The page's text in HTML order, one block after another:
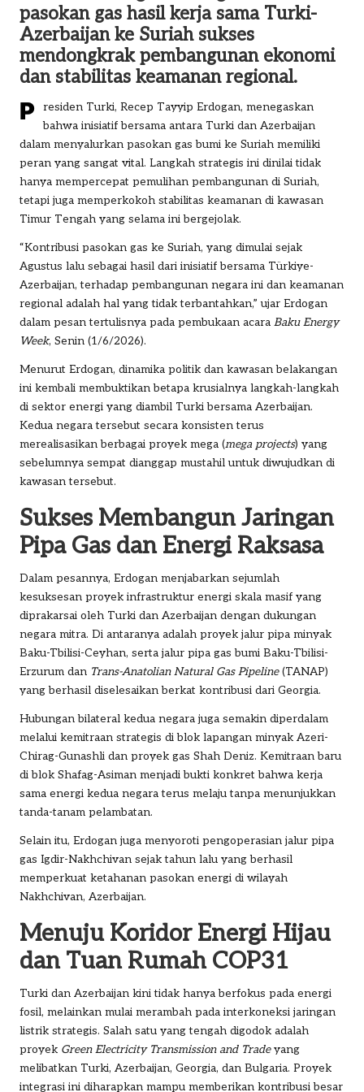
pasokan gas hasil kerja sama Turki-
Azerbaijan ke Suriah sukses
mendongkrak pembangunan ekonomi
dan stabilitas keamanan regional.
P residen Turki, Recep Tayyip Erdogan, menegaskan
bahwa inisiatif bersama antara Turki dan Azerbaijan
dalam menyalurkan pasokan gas bumi ke Suriah memiliki
peran yang sangat vital. Langkah strategis ini dinilai tidak
hanya mempercepat pemulihan pembangunan di Suriah,
tetapi juga memperkokoh stabilitas keamanan di kawasan
Timur Tengah yang selama ini bergejolak.
“Kontribusi pasokan gas ke Suriah, yang dimulai sejak
Agustus lalu sebagai hasil dari inisiatif bersama Türkiye-
Azerbaijan, terhadap pembangunan negara ini dan keamanan
regional adalah hal yang tidak terbantahkan,” ujar Erdogan
dalam pesan tertulisnya pada pembukaan acara Baku Energy
Week, Senin (1/6/2026).
Menurut Erdogan, dinamika politik dan kawasan belakangan
ini kembali membuktikan betapa krusialnya langkah-langkah
di sektor energi yang diambil Turki bersama Azerbaijan.
Kedua negara tersebut secara konsisten terus
merealisasikan berbagai proyek mega (mega projects) yang
sebelumnya sempat dianggap mustahil untuk diwujudkan di
kawasan tersebut.
Sukses Membangun Jaringan
Pipa Gas dan Energi Raksasa
Dalam pesannya, Erdogan menjabarkan sejumlah
kesuksesan proyek infrastruktur energi skala masif yang
diprakarsai oleh Turki dan Azerbaijan dengan dukungan
negara mitra. Di antaranya adalah proyek jalur pipa minyak
Baku-Tbilisi-Ceyhan, serta jalur pipa gas bumi Baku-Tbilisi-
Erzurum dan Trans-Anatolian Natural Gas Pipeline(TANAP)
yang berhasil diselesaikan berkat kontribusi dari Georgia.
Hubungan bilateral kedua negara juga semakin diperdalam
melalui kemitraan strategis di blok lapangan minyak Azeri-
Chirag-Gunashli dan proyek gas Shah Deniz. Kemitraan baru
di blok Shafag-Asiman menjadi bukti konkret bahwa kerja
sama energi kedua negara terus melaju tanpa menunjukkan
tanda-tanam pelambatan.
Selain itu, Erdogan juga menyoroti pengoperasian jalur pipa
gas Igdir-Nakhchivan sejak tahun lalu yang berhasil
memperkuat ketahanan pasokan energi di wilayah
Nakhchivan, Azerbaijan.
Menuju Koridor Energi Hijau
dan Tuan Rumah COP31
Turki dan Azerbaijan kini tidak hanya berfokus pada energi
fosil, melainkan mulai merambah pada interkoneksi jaringan
listrik strategis. Salah satu yang tengah digodok adalah
proyek Green Electricity Transmission and Tradeyang
melibatkan Turki, Azerbaijan, Georgia, dan Bulgaria. Proyek
integrasi ini diharapkan mampu memberikan kontribusi besar